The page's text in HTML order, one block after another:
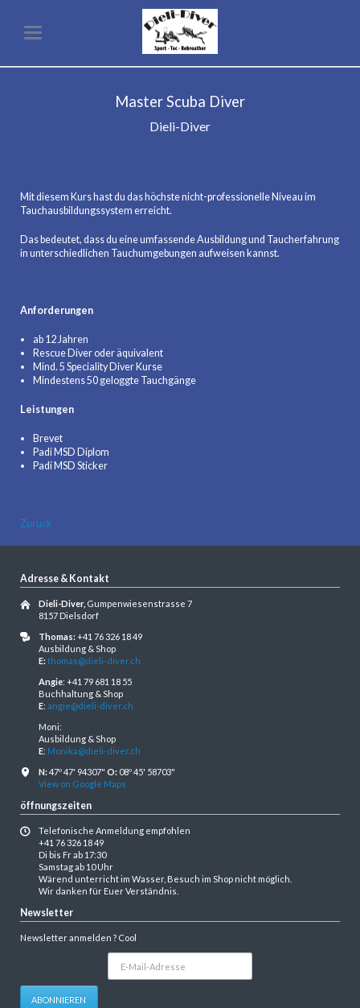
Master Scuba Diver
Dieli-Diver
Mit diesem Kurs hast du das höchste nicht-professionelle Niveau im
Tauchausbildungssystem erreicht.
Das bedeutet, dass du eine umfassende Ausbildung und Taucherfahrung
in unterschiedlichen Tauchumgebungen aufweisen kannst.
Anforderungen
ab 12 Jahren
Rescue Diver oder äquivalent
Mind. 5 Speciality Diver Kurse
Mindestens 50 geloggte Tauchgänge
Leistungen
Brevet
Padi MSD Diplom
Padi MSD Sticker
Zurück
Adresse & Kontakt
Dieli-Diver, Gumpenwiesenstrasse 7
8157 Dielsdorf
Thomas:+41 76 326 18 49
Ausbildung & Shop
E:thomas@dieli-diver.ch
Angie: +41 79 681 18 55
Buchhaltung & Shop
E: angie@dieli-diver.ch
Moni:
Ausbildung & Shop
E: Monika@dieli-diver.ch
N:47º 47' 94307" O:08º 45' 58703"
View on Google Maps
öffnungszeiten
Telefonische Anmeldung empfohlen
+41 76 326 18 49
Di bis Fr ab 17:30
Samstag ab 10 Uhr
Wärend unterricht im Wasser, Besuch im Shop nicht möglich.
Wir danken für Euer Verständnis.
Newsletter
Newsletter anmelden ? Cool
Adresse
ABONNIEREN